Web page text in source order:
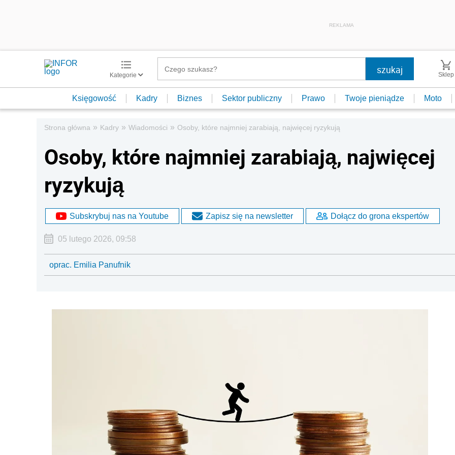
REKLAMA
Kategorie Sklep
Księgowość Kadry Biznes Sektor publiczny Prawo Twoje pieniądze Moto
Strona główna » Kadry » Wiadomości » Osoby, które najmniej zarabiają, najwięcej ryzykują
Osoby, które najmniej zarabiają, najwięcej
ryzykują
Subskrybuj nas na Youtube Zapisz się na newsletter Dołącz do grona ekspertów
05 lutego 2026, 09:58
oprac. Emilia Panufnik